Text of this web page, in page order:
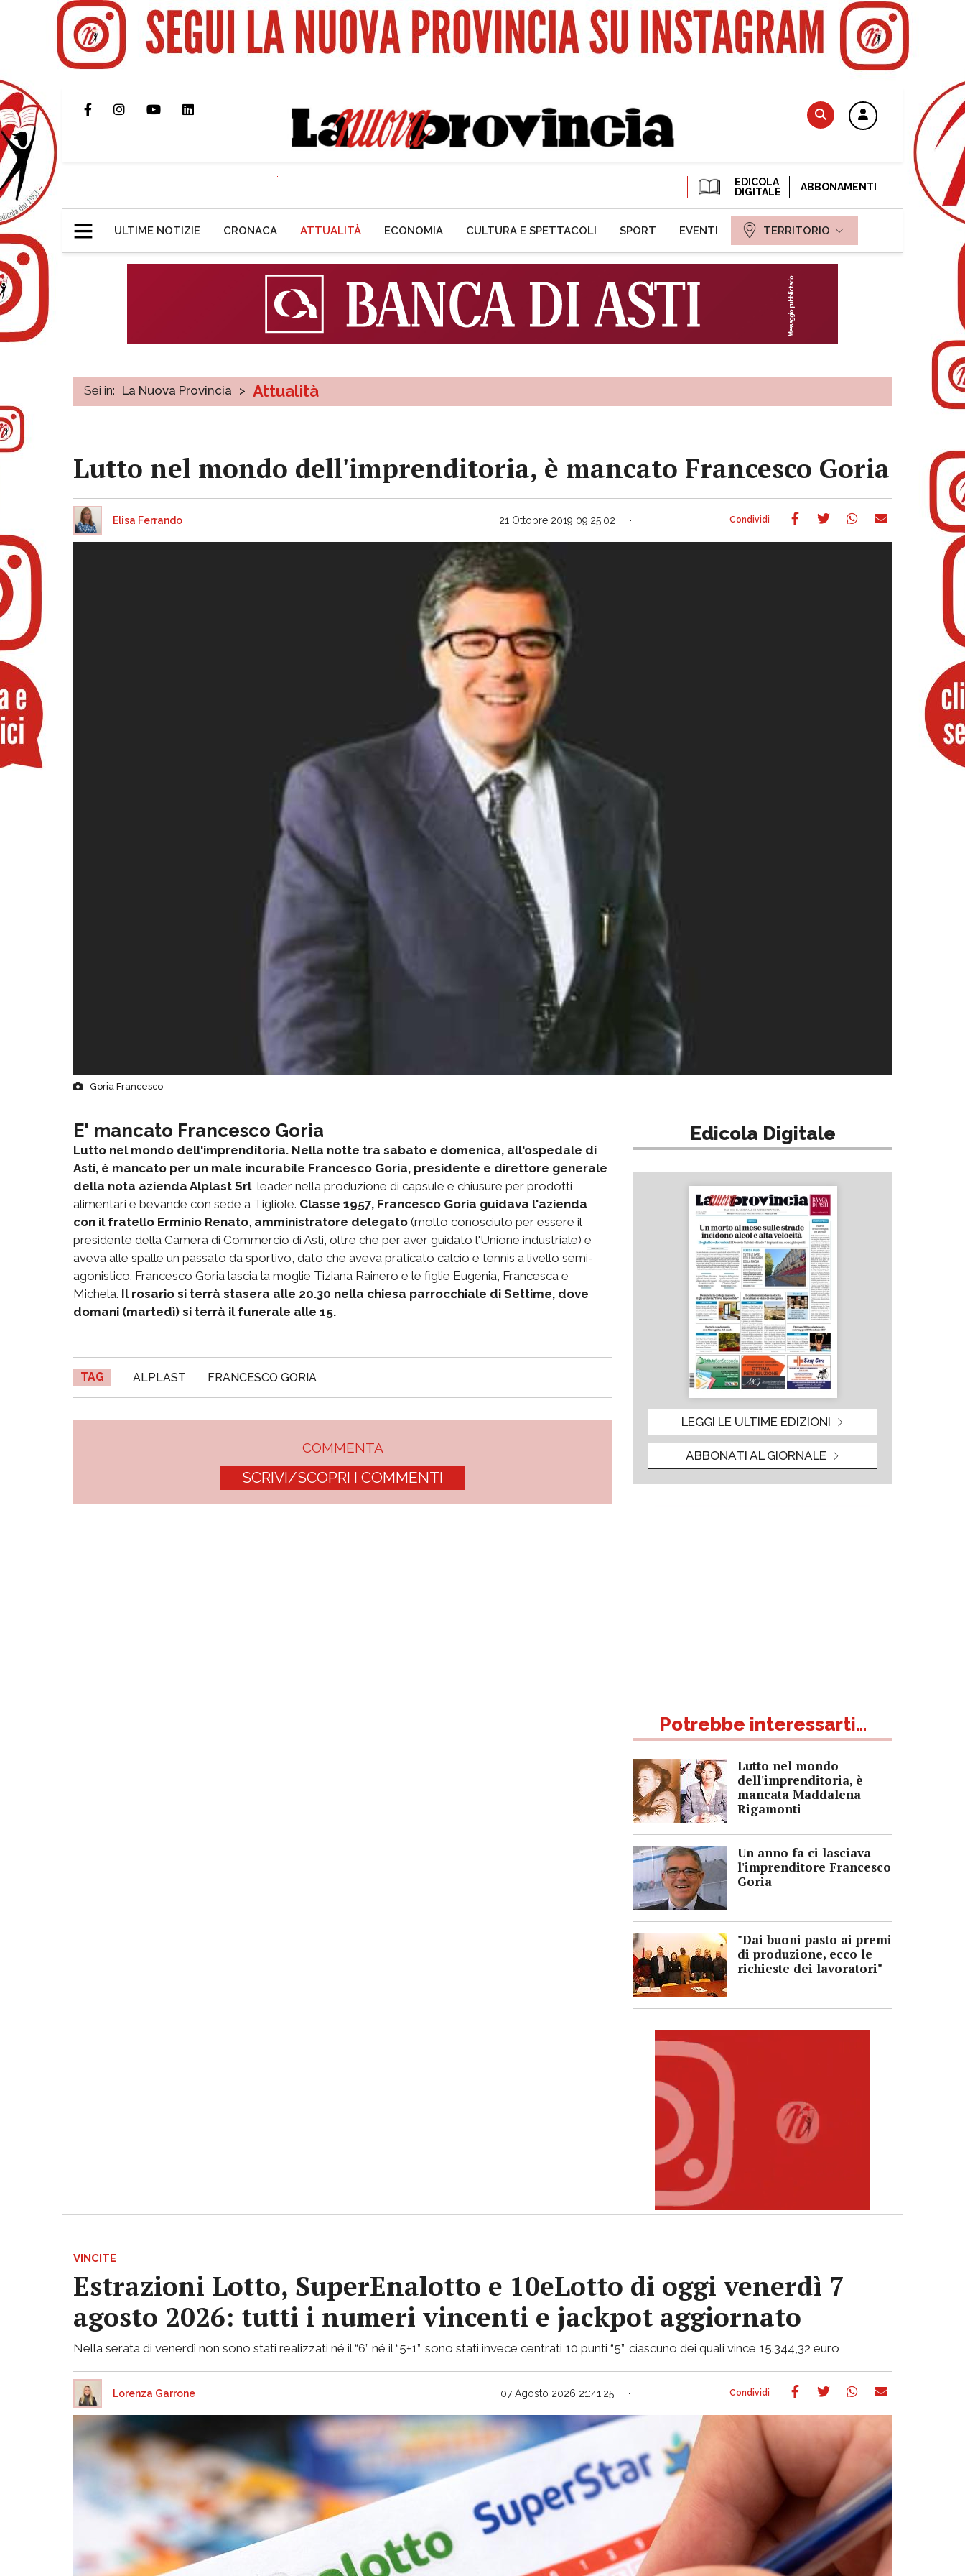
EDICOLA
DIGITALE
ABBONAMENTI
ULTIME NOTIZIE CRONACA ATTUALITÀ ECONOMIA CULTURA E SPETTACOLI SPORT EVENTI TERRITORIO
Sei in: La Nuova Provincia > Attualità
Lutto nel mondo dell'imprenditoria, è mancato Francesco Goria
Elisa Ferrando 21 Ottobre 2019 09:25:02
Goria Francesco
E' mancato Francesco Goria
Lutto nel mondo dell'imprenditoria. Nella notte tra sabato e domenica, all'ospedale di
Asti, è mancato per un male incurabile Francesco Goria, presidente e direttore generale
della nota azienda Alplast Srl, leader nella produzione di capsule e chiusure per prodotti
alimentari e bevande con sede a Tigliole. Classe 1957, Francesco Goria guidava l'azienda
con il fratello Erminio Renato amministratore delegato (molto conosciuto per essere il
presidente della Camera di Commercio di Asti, oltre che per aver guidato l'Unione industriale) e
aveva alle spalle un passato da sportivo, dato che aveva praticato calcio e tennis a livello semi-
agonistico. Francesco Goria lascia la moglie Tiziana Rainero e le figlie Eugenia, Francesca e
Michela. Il rosario si terrà stasera alle 20.30 nella chiesa parrocchiale di Settime, dove
domani (martedì) si terrà il funerale alle 15.
TAG ALPLAST FRANCESCO GORIA
COMMENTA
SCRIVI/SCOPRI I COMMENTI
Edicola Digitale
LEGGI LE ULTIME EDIZIONI
ABBONATI AL GIORNALE
Potrebbe interessarti...
Lutto nel mondo
dell'imprenditoria, è
mancata Maddalena
Rigamonti
Un anno fa ci lasciava
l'imprenditore Francesco
Goria
"Dai buoni pasto ai premi
di produzione, ecco le
richieste dei lavoratori"
VINCITE
Estrazioni Lotto, SuperEnalotto e 10eLotto di oggi venerdì 7
agosto 2026: tutti i numeri vincenti e jackpot aggiornato
Nella serata di venerdì non sono stati realizzati né il “6” né il “5+1”, sono stati invece centrati 10 punti “5”, ciascuno dei quali vince 15.344,32 euro
Lorenza Garrone 07 Agosto 2026 21:41:25